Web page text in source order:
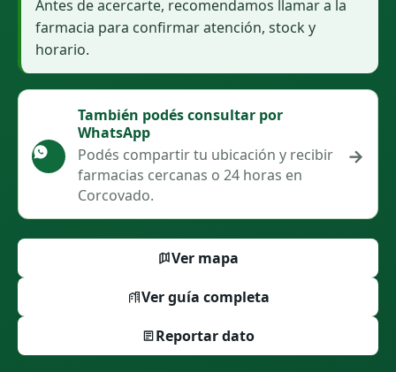
Antes de acercarte, recomendamos llamar a la
farmacia para confirmar atención, stock y
horario.
También podés consultar por
WhatsApp
Podés compartir tu ubicación y recibir
farmacias cercanas o 24 horas en
Corcovado.
→
Ver mapa
Ver guía completa
Reportar dato